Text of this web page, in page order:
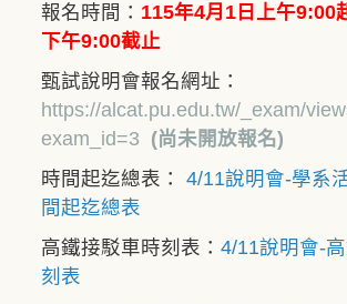
報名時間： 115年4月1日上午9:00
下午9:00截止
甄試說明會報名網址：
https://alcat.pu.edu.tw/_exam/
exam_id=3 (尚未開放報名)
時間起迄總表：
4/11說明會-學系
間起迄總表
高鐵接駁車時刻表： 4/11說明會-
刻表